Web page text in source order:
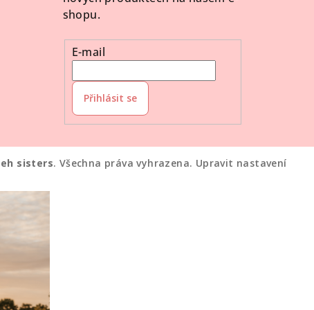
shopu.
E-mail
Přihlásit se
eh sisters. Všechna práva vyhrazena. Upravit nastavení